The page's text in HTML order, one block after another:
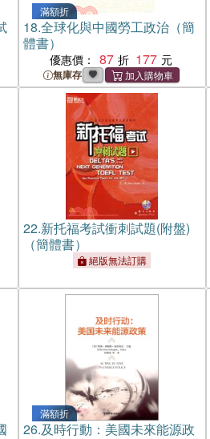
滿額折
18.全球化與中國勞工政治（簡
體書）
優惠價： 87 177
無庫存
22.新托福考試衝刺試題(附盤)
（簡體書）
絕版無法訂購
滿額折
26.及時行動：美國未來能源政